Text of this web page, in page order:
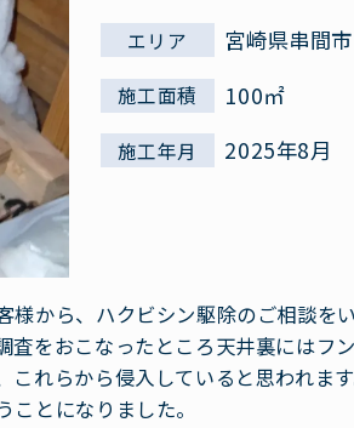
エリア 宮崎県串間
施工面積 100㎡
施工年月 2025年8月
から、ハクビシン駆除のご相談を
をおこなったところ天井裏にはフ
れらから侵入していると思われます
とになりました。